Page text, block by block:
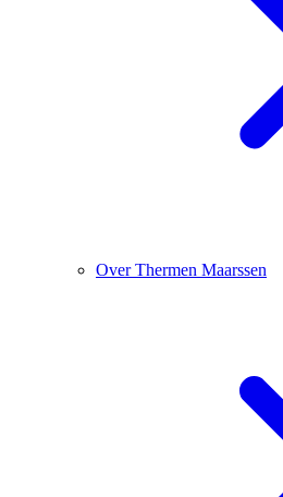
Over Thermen Maarssen